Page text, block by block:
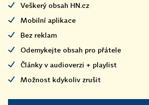
Veškerý obsah HN.cz
Mobilní aplikace
Bez reklam
Odemykejte obsah pro přátele
Články v audioverzi + playlist
Možnost kdykoliv zrušit